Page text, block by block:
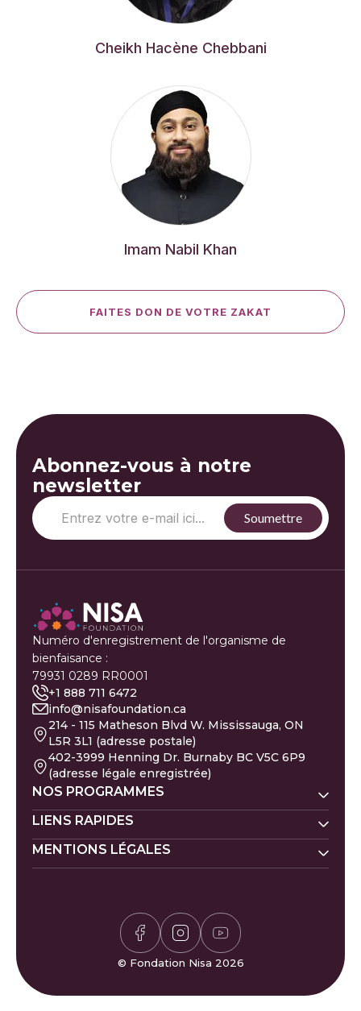
Cheikh Hacène Chebbani
Imam Nabil Khan
FAITES DON DE VOTRE ZAKAT
Abonnez-vous à notre
newsletter
Numéro d'enregistrement de l'organisme de
bienfaisance :
79931 0289 RR0001
+1 888 711 6472
info@nisafoundation.ca
214 - 115 Matheson Blvd W. Mississauga, ON
L5R 3L1 (adresse postale)
402-3999 Henning Dr. Burnaby BC V5C 6P9
(adresse légale enregistrée)
NOS PROGRAMMES
Nisa Homes
Nisa Ligne d'écoute
LIENS RAPIDES
Faire un don
Calculateur de Zakat
Horaires de prière
Prénoms de bébé
Bénévolat
Félicitations et plaintes
FAQ
MENTIONS LÉGALES
Politique des donateurs
© Fondation Nisa 2026